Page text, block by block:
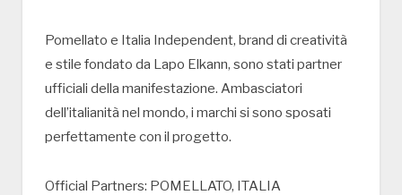
Pomellato e Italia Independent, brand di creatività
e stile fondato da Lapo Elkann, sono stati partner
ufficiali della manifestazione. Ambasciatori
dell’italianità nel mondo, i marchi si sono sposati
perfettamente con il progetto.
Official Partners: POMELLATO, ITALIA